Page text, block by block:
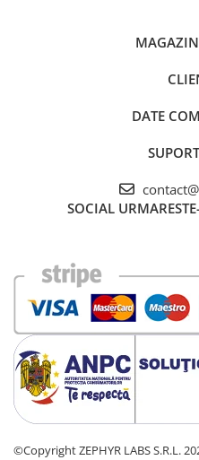
DATE
SOCIAL
©Copyright ZEPHYR LABS S.R.L.